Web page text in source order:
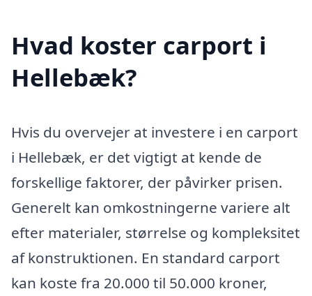
Hvad koster carport i
Hellebæk?
Hvis du overvejer at investere i en carport
i Hellebæk, er det vigtigt at kende de
forskellige faktorer, der påvirker prisen.
Generelt kan omkostningerne variere alt
efter materialer, størrelse og kompleksitet
af konstruktionen. En standard carport
kan koste fra 20.000 til 50.000 kroner,